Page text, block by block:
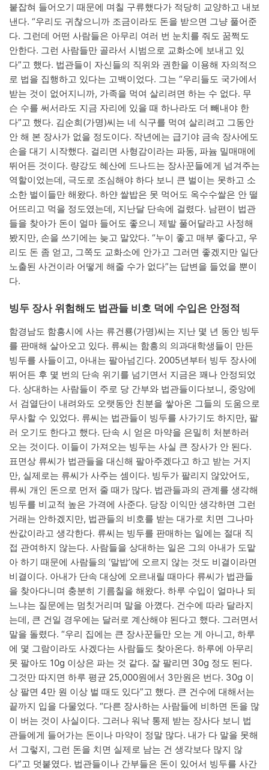
붙잡혀 들어오기 때문에 며칠 구류했다가 적당히 교양하고 내보
낸다. “우리도 귀찮으니까 조금이라도 돈을 받으면 그냥 풀어준
다. 그런데 어떤 사람들은 아무리 여러 번 눈치를 줘도 꿈쩍도
안한다. 그런 사람들만 골라서 시범으로 교화소에 보내고 있
다”고 했다. 법관들이 자신들의 직위와 권한을 이용해 자의적으
로 법을 집행하고 있다는 고백이었다. 그는 “우리들도 국가에서
받는 것이 없어지니까, 가족을 먹여 살리려면 하는 수 없다. 무
슨 수를 써서라도 지금 자리에 있을 때 하나라도 더 빼내야 한
다”고 했다. 김순희(가명)씨는 네 식구를 먹여 살리려고 그동안
안 해 본 장사가 없을 정도이다. 작년에는 급기야 금속 장사에도
손을 대기 시작했다. 걸리면 사형감이라는 파동, 파늄 밀매매에
뛰어든 것이다. 량강도 혜산에 드나드는 장사꾼들에게 넘겨주는
역할이었는데, 극도로 조심해야 하다 보니 큰 벌이는 못하고 소
소한 벌이들만 해왔다. 하얀 쌀밥은 못 먹어도 옥수수쌀은 안 떨
어뜨리고 먹을 정도였는데, 지난달 단속에 걸렸다. 남편이 법관
들을 찾아가 돈이 얼마 들어도 좋으니 제발 풀어달라고 사정해
봤지만, 손을 쓰기에는 늦고 말았다. “누이 좋고 매부 좋다고, 우
리도 돈 좀 얻고, 그쪽도 교화소에 안가고 그러면 좋겠지만 일단
노출된 사건이라 어떻게 해줄 수가 없다”는 답변을 들었을 뿐이
다.
빙두 장사 위험해도 법관들 비호 덕에 수입은 안정적
함경남도 함흥시에 사는 류건룡(가명)씨는 지난 몇 년 동안 빙두
를 판매해 살아오고 있다. 류씨는 함흥의 의과대학생들이 만든
빙두를 사들이고, 아내는 팔아넘긴다. 2005년부터 빙두 장사에
뛰어든 후 몇 번의 단속 위기를 넘기면서 지금은 꽤나 안정되었
다. 상대하는 사람들이 주로 당 간부와 법관들이다보니, 중앙에
서 검열단이 내려와도 오랫동안 친분을 쌓아온 그들의 도움으로
무사할 수 있었다. 류씨는 법관들이 빙두를 사가기도 하지만, 팔
러 오기도 한다고 했다. 단속 시 얻은 마약을 은밀히 처분하러
오는 것이다. 이들이 가져오는 빙두는 사실 큰 장사가 안 된다.
표면상 류씨가 법관들을 대신해 팔아주겠다고 하고 받는 거지
만, 실제로는 류씨가 사주는 셈이다. 빙두가 팔리지 않았어도,
류씨 개인 돈으로 먼저 줄 때가 많다. 법관들과의 관계를 생각해
빙두를 비교적 높은 가격에 사준다. 당장 이익만 생각하면 그런
거래는 안하겠지만, 법관들의 비호를 받는 대가로 치면 그나마
싼값이라고 생각한다. 류씨는 빙두를 판매하는 일에는 절대 직
접 관여하지 않는다. 사람들을 상대하는 일은 그의 아내가 도맡
아 하기 때문에 사람들의 ‘말밥’에 오르지 않는 것도 비결이라면
비결이다. 아내가 단속 대상에 오르내릴 때마다 류씨가 법관들
을 찾아다니며 충분히 기름칠을 해왔다. 하루 수입이 얼마나 되
느냐는 질문에는 멈칫거리며 말을 아꼈다. 건수에 따라 달라지
는데, 큰 건일 경우에는 달러로 계산해야 된다고 했다. 그러면서
말을 돌렸다. “우리 집에는 큰 장사꾼들만 오는 게 아니고, 하루
에 몇 그람이라도 사겠다는 사람들도 찾아온다. 하루에 아무리
못 팔아도 10g 이상은 파는 것 같다. 잘 팔리면 30g 정도 된다.
그것만 따지면 하루 평균 25,000원에서 3만원은 번다. 30g 이
상 팔면 4만 원 이상 벌 때도 있다”고 했다. 큰 건수에 대해서는
끝까지 입을 다물었다. “다른 장사하는 사람들에 비하면 돈을 많
이 버는 것이 사실이다. 그러나 워낙 통제 받는 장사다 보니 법
관들에게 들어가는 돈이나 마약이 정말 많다. 내가 다 말을 못해
서 그렇지, 그런 돈을 치면 실제로 남는 건 생각보다 많지 않
다”고 덧붙였다. 법관들이나 간부들은 돈이 있어서 빙두를 사간